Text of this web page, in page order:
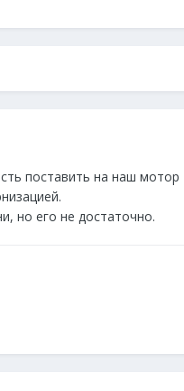
поставить на наш
но его не достаточно.